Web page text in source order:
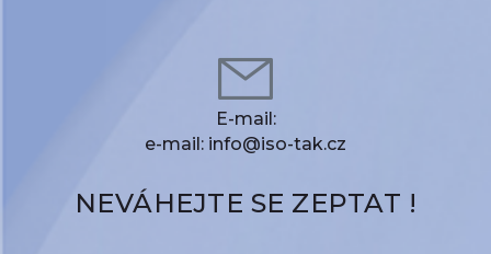
E-mail:
e-mail: info@iso-tak.cz
NEVÁHEJTE SE ZEPTAT !